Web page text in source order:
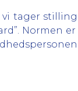
vi tager
Normen er